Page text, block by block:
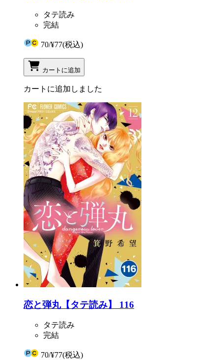
タテ読み
完結
70/¥77(税込)
カートに追加
カートに追加しました
恋と弾丸【タテ読み】 116
タテ読み
完結
70/¥77(税込)